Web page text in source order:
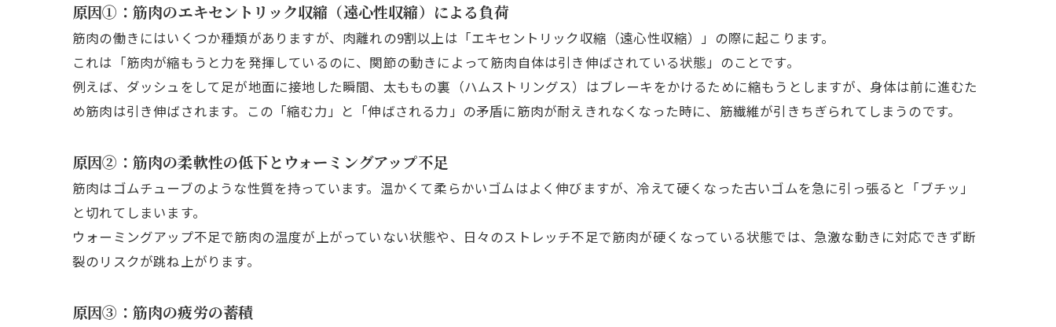
原因①：筋肉のエキセントリック収縮（遠心性収縮）による負荷
筋肉の働きにはいくつか種類がありますが、肉離れの9割以上は「エキセントリック収縮（遠心性収縮）」の際に起こります。
これは「筋肉が縮もうと力を発揮しているのに、関節の動きによって筋肉自体は引き伸ばされている状態」のことです。
例えば、ダッシュをして足が地面に接地した瞬間、太ももの裏（ハムストリングス）はブレーキをかけるために縮もうとしますが、身体は前に進むた
め筋肉は引き伸ばされます。この「縮む力」と「伸ばされる力」の矛盾に筋肉が耐えきれなくなった時に、筋繊維が引きちぎられてしまうのです。
原因②：筋肉の柔軟性の低下とウォーミングアップ不足
筋肉はゴムチューブのような性質を持っています。温かくて柔らかいゴムはよく伸びますが、冷えて硬くなった古いゴムを急に引っ張ると「ブチッ」
と切れてしまいます。
ウォーミングアップ不足で筋肉の温度が上がっていない状態や、日々のストレッチ不足で筋肉が硬くなっている状態では、急激な動きに対応できず断
裂のリスクが跳ね上がります。
原因③：筋肉の疲労の蓄積